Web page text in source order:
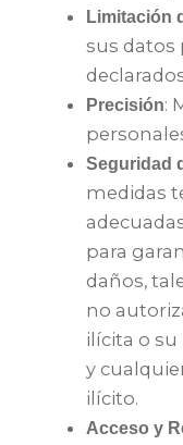
Limitación
sus datos
Precisión:
Seguridad
medidas
para
daños,
no
ilícita o su
y
ilícito.
Acceso y